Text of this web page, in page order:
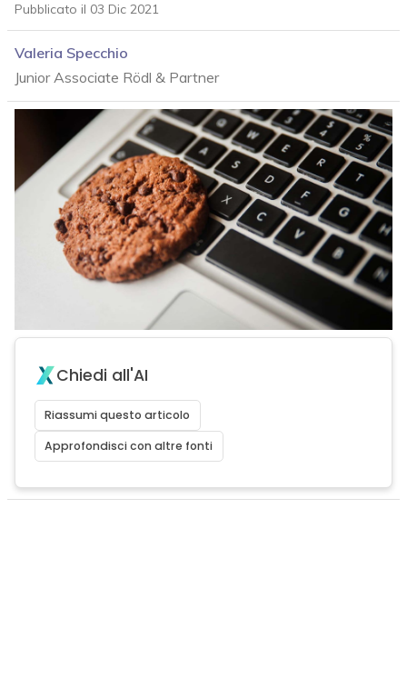
Pubblicato il 03 Dic 2021
Valeria Specchio
Junior Associate Rödl & Partner
Chiedi all'AI
Riassumi questo articolo
Approfondisci con altre fonti